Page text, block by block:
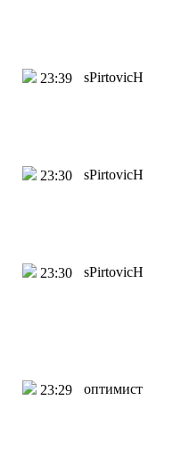
23:39 sPirtovicH
23:30 sPirtovicH
23:30 sPirtovicH
23:29 оптимист